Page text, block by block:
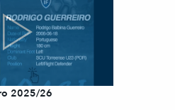
2025/26